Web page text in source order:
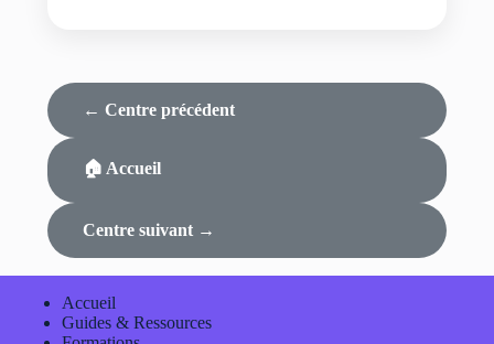
← Centre précédent
🏠 Accueil
Centre suivant →
Accueil
Guides & Ressources